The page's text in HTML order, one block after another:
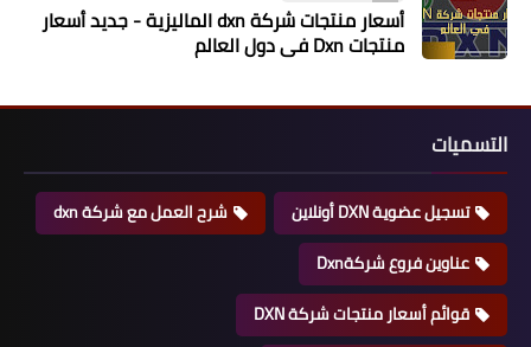
أسعار منتجات شركة dxn الماليزية - جديد أسعار
منتجات Dxn في دول العالم
التسميات
تسجيل عضوية DXN أونلاين
شرح العمل مع شركة dxn
عناوين فروع شركةDxn
قوائم أسعار منتجات شركة DXN